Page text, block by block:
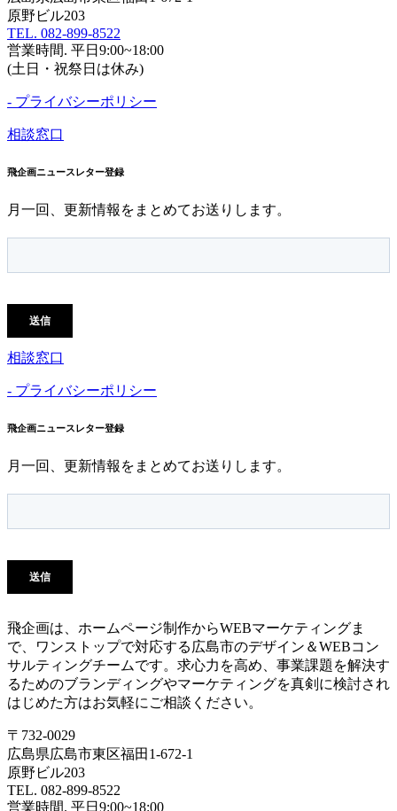
原野ビル203
TEL. 082-899-8522
営業時間. 平日9:00~18:00
(土日・祝祭日は休み)
- プライバシーポリシー
相談窓口
飛企画ニュースレター登録
月一回、更新情報をまとめてお送りします。
相談窓口
- プライバシーポリシー
飛企画ニュースレター登録
月一回、更新情報をまとめてお送りします。
飛企画は、ホームページ制作からWEBマーケティングま
で、ワンストップで対応する広島市のデザイン＆WEBコン
サルティングチームです。求心力を高め、事業課題を解決す
るためのブランディングやマーケティングを真剣に検討され
はじめた方はお気軽にご相談ください。
〒732-0029
広島県広島市東区福田1-672-1
原野ビル203
TEL. 082-899-8522
営業時間. 平日9:00~18:00